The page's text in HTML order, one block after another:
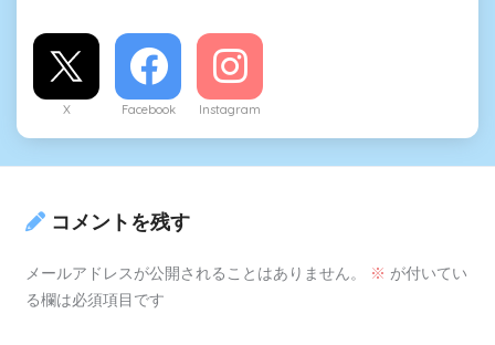
X Facebook Instagram
コメントを残す
メールアドレスが公開されることはありません。 ※ が付いてい
る欄は必須項目です